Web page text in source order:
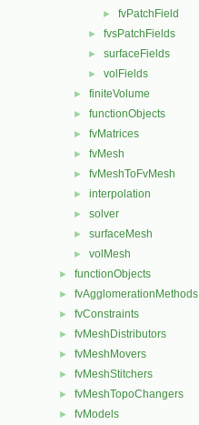
► fvPatchField
► fvsPatchFields
► surfaceFields
► volFields
► finiteVolume
► functionObjects
► fvMatrices
► fvMesh
► fvMeshToFvMesh
► interpolation
► solver
► surfaceMesh
► volMesh
► functionObjects
► fvAgglomerationMethods
► fvConstraints
► fvMeshDistributors
► fvMeshMovers
► fvMeshStitchers
► fvMeshTopoChangers
► fvModels